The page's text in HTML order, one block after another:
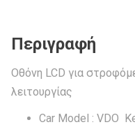
Περιγραφή
Οθόνη LCD για
λειτουργίας
Car Model : VDO